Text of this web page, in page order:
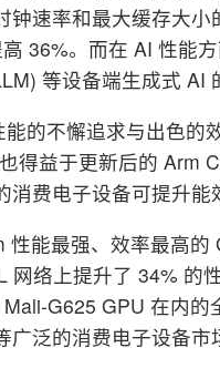
速率和最大缓存大
36%。而在 AI 性能
等设备端生成式 AI
的不懈追求与出色的
得益于更新后的 Arm
费电子设备可提升能
能最强、效率最高的
络上提升了 34% 的
G625 GPU 在内的
泛的消费电子设备市